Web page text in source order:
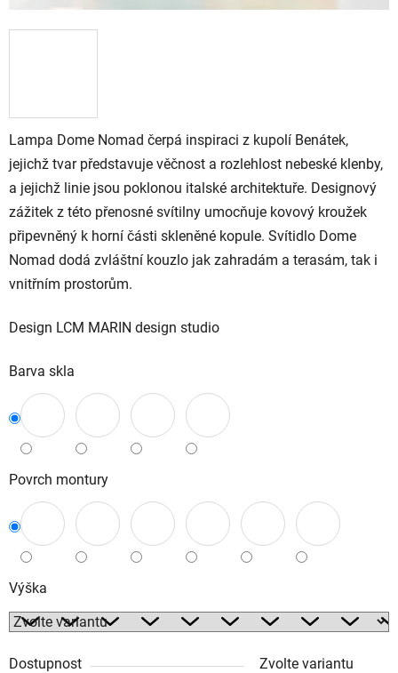
Lampa Dome Nomad čerpá inspiraci z kupolí Benátek,
jejichž tvar představuje věčnost a rozlehlost nebeské klenby,
a jejichž linie jsou poklonou italské architektuře. Designový
zážitek z této přenosné svítilny umocňuje kovový kroužek
připevněný k horní části skleněné kopule. Svítidlo Dome
Nomad dodá zvláštní kouzlo jak zahradám a terasám, tak i
vnitřním prostorům.
Design LCM MARIN design studio
Barva skla
Povrch montury
Výška
Dostupnost
Zvolte variantu